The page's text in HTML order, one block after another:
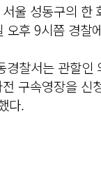
울 성동구의
오후 9시쯤 경찰
경찰서는 관할
구속영장을 신
다.